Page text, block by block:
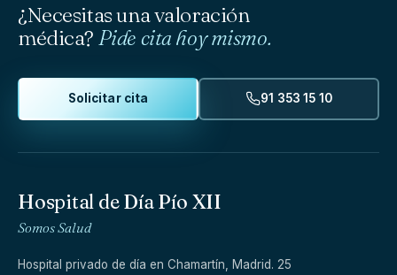
¿Necesitas una valoración
médica? Pide cita hoy mismo.
Solicitar cita 91 353 15 10
Hospital de Día Pío XII
Somos Salud
Hospital privado de día en Chamartín, Madrid. 25